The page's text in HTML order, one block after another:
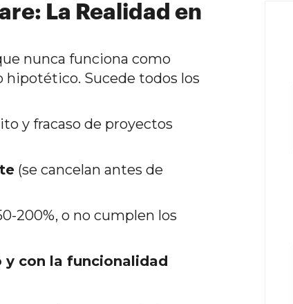
La Realidad en
nunca funciona como
hipotético. Sucede todos los
y fracaso de proyectos
(se cancelan antes de
200%, o no cumplen los
y con la funcionalidad